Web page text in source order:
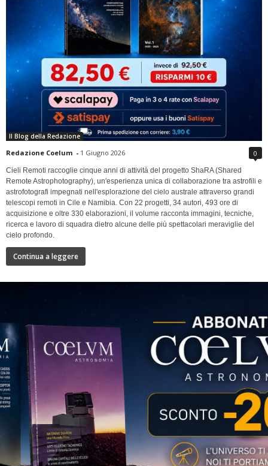
Il Blog della Redazione
Redazione Coelum - 1 Giugno 2026 0
Cieli Remoti raccoglie cinque anni di attività del progetto ShaRA (Shared
Remote Astrophotography), un'esperienza unica di collaborazione tra astrofili e
astrofotografi impegnati nell'esplorazione del cielo australe attraverso grandi
telescopi remoti in Cile e Namibia. Con 22 progetti, 34 autori, 493 ore di
acquisizione e oltre 330 elaborazioni, il volume racconta immagini, tecniche,
ricerca e lavoro di squadra dietro alcune delle più spettacolari meraviglie del
cielo profondo.
Continua a leggere